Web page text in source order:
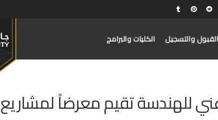
والتسجيل الكليات والبرامج
للهندسة تقيم معرضاً